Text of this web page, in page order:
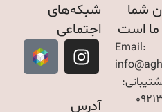
شما
ما است
Email:
شبکه‌های
اجتماعی
آدرس